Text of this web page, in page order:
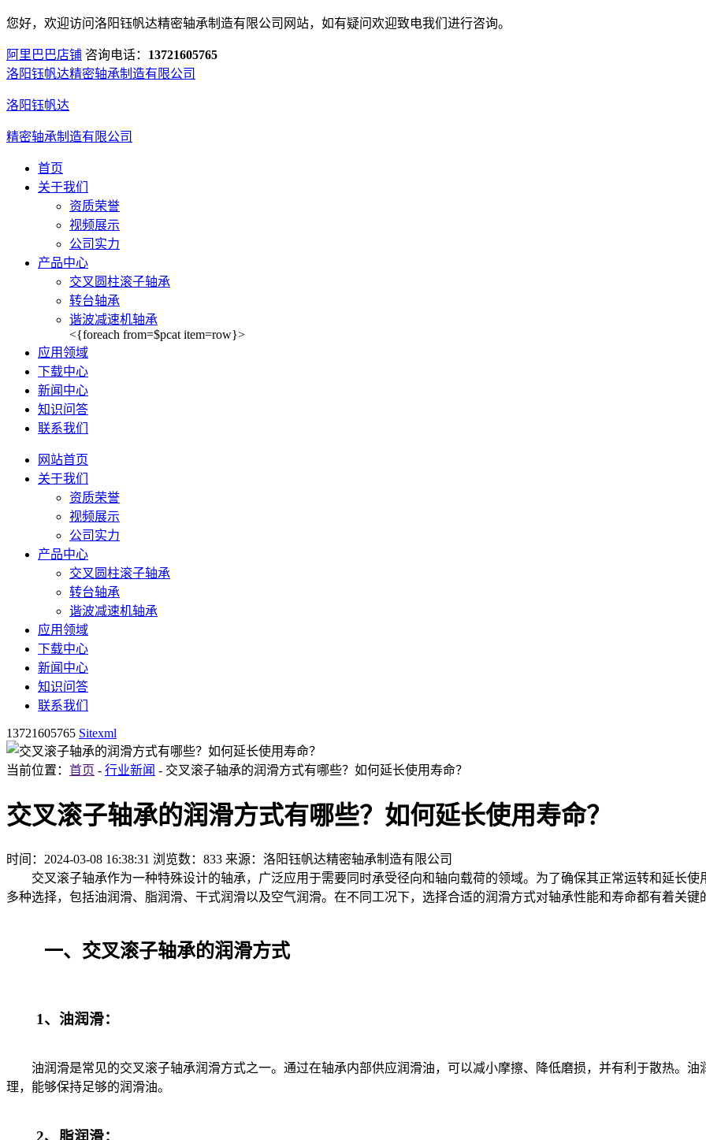
您好，欢迎访问洛阳钰帆达精密轴承制造有限公司网站，如有疑问欢迎致电我们进行咨询。
阿里巴巴店铺 咨询电话： 13721605765
洛阳钰帆达精密轴承制造有限公司
洛阳钰帆达
精密轴承制造有限公司
首页
关于我们
资质荣誉
视频展示
公司实力
产品中心
交叉圆柱滚子轴承
转台轴承
谐波减速机轴承
<{foreach from=$pcat item=row}>
应用领域
下载中心
新闻中心
知识问答
联系我们
网站首页
关于我们
资质荣誉
视频展示
公司实力
产品中心
交叉圆柱滚子轴承
转台轴承
谐波减速机轴承
应用领域
下载中心
新闻中心
知识问答
联系我们
13721605765 Sitexml
当前位置： 首页 - 行业新闻 - 交叉滚子轴承的润滑方式有哪些？如何延长使用寿命？
交叉滚子轴承的润滑方式有哪些？如何延长使用寿命？
时间：2024-03-08 16:38:31 浏览数：833 来源：洛阳钰帆达精密轴承制造有限公司
交叉滚子轴承作为一种特殊设计的轴承，广泛应用于需要同时承受径向和轴向载荷的领域。为了确保其正常运转和延长使
多种选择，包括油润滑、脂润滑、干式润滑以及空气润滑。在不同工况下，选择合适的润滑方式对轴承性能和寿命都有着关键
一、交叉滚子轴承的润滑方式
1、油润滑：
油润滑是常见的交叉滚子轴承润滑方式之一。通过在轴承内部供应润滑油，可以减小摩擦、降低磨损，并有利于散热。油
理，能够保持足够的润滑油。
2、脂润滑：